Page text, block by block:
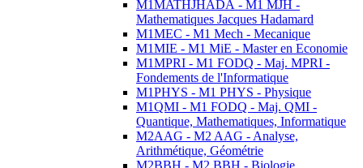
M1MATHJHADA - M1 MJH -
Mathematiques Jacques Hadamard
M1MEC - M1 Mech - Mecanique
M1MIE - M1 MiE - Master en Economie
M1MPRI - M1 FODQ - Maj. MPRI -
Fondements de l'Informatique
M1PHYS - M1 PHYS - Physique
M1QMI - M1 FODQ - Maj. QMI -
Quantique, Mathematiques, Informatique
M2AAG - M2 AAG - Analyse,
Arithmétique, Géométrie
M2BBH - M2 BBH - Biologie,